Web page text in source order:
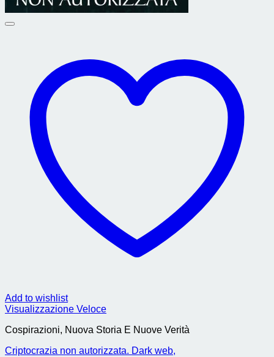
Add to wishlist
Visualizzazione Veloce
Cospirazioni, Nuova Storia E Nuove Verità
Criptocrazia non autorizzata. Dark web,